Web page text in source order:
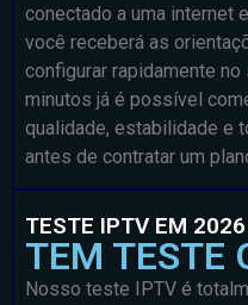
conectado a uma internet
você receberá as
configurar rapidamente
minutos já é possível
qualidade, estabilidade e
antes de contratar um
TESTE IPTV EM 2026
TEM TESTE
Nosso teste IPTV é